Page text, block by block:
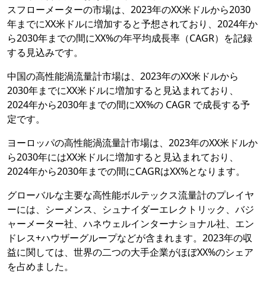
スフローメーターの市場は、2023年のXX米ドルから2030
年までにXX米ドルに増加すると予想されており、2024年か
ら2030年までの間にXX%の年平均成長率（CAGR）を記録
する見込みです。
中国の高性能渦流量計市場は、2023年のXX米ドルから
2030年までにXX米ドルに増加すると見込まれており、
2024年から2030年までの間にXX%の CAGR で成長する予
定です。
ヨーロッパの高性能渦流量計市場は、2023年のXX米ドルか
ら2030年にはXX米ドルに増加すると見込まれており、
2024年から2030年までの間にCAGRはXX%となります。
グローバルな主要な高性能ボルテックス流量計のプレイヤ
ーには、シーメンス、シュナイダーエレクトリック、バジ
ャーメーター社、ハネウェルインターナショナル社、エン
ドレス+ハウザーグループなどが含まれます。2023年の収
益に関しては、世界の二つの大手企業がほぼXX%のシェア
を占めました。